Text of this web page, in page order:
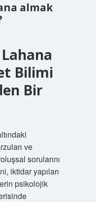
almak
Bilimi
Bir
ve
sorularını
iktidar yapıları
psikolojik